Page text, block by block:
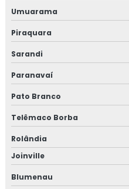
Umuarama
Piraquara
Sarandi
Paranavaí
Pato Branco
Telêmaco Borba
Rolândia
Joinville
Blumenau